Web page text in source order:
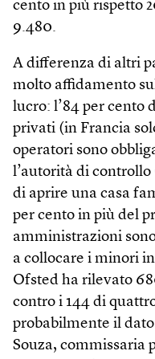
cento in più rispetto
9.480.
A differenza di altri
molto affidamento
lucro: l’84 per cento
privati (in Francia
operatori sono
l’autorità di controllo
di aprire una casa
per cento in più del
amministrazioni
a collocare i minori
Ofsted ha rilevato
contro i 144 di
probabilmente il
Souza, commissaria